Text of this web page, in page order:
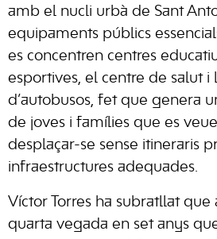
amb el nucli urbà de Sant
equipaments públics
es concentren centres
esportives, el centre de salut i
d’autobusos, fet que genera
de joves i famílies que es
desplaçar-se sense itineraris
infraestructures adequades.
Víctor Torres ha subratllat que
quarta vegada en set anys